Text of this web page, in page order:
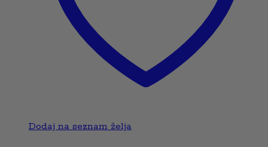
Dodaj na seznam želja